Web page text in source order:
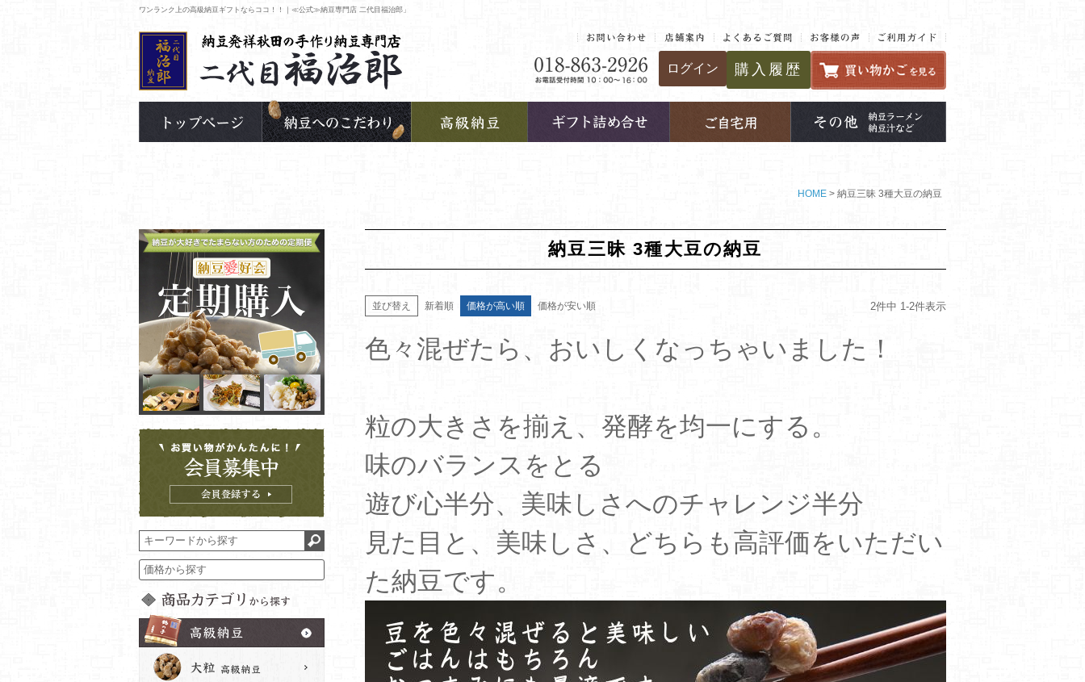
ワンランク上の高級納豆ギフトならココ！！｜≪公式≫納豆専門店 二代目福治郎」
ログイン 購入履歴
HOME 納豆三昧 3種大豆の納豆
納豆三昧 3種大豆の納豆
並び替え 新着順 価格が高い順 価格が安い順 2件中 1-2件表示
色々混ぜたら、おいしくなっちゃいました！
粒の大きさを揃え、発酵を均一にする。
味のバランスをとる
遊び心半分、美味しさへのチャレンジ半分
見た目と、美味しさ、どちらも高評価をいただい
た納豆です。